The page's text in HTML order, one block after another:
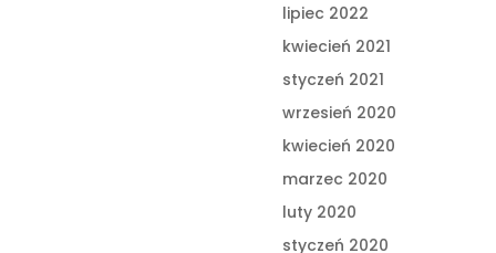
lipiec 2022
kwiecień 2021
styczeń 2021
wrzesień 2020
kwiecień 2020
marzec 2020
luty 2020
styczeń 2020